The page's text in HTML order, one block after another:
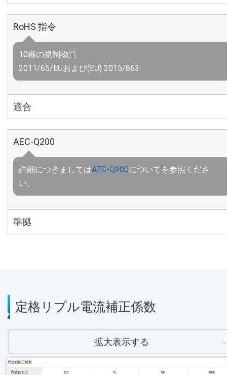
RoHS 指令
10種の規制物質
2011/65/EUおよび(EU) 2015/863
適合
AEC-Q200
詳細につきましてはAEC-Q200についてを参照くださ
い。
準拠
定格リプル電流補正係数
拡大表示する
周波数補正係数
周波数 [Hz] 120 1k 10k 100k